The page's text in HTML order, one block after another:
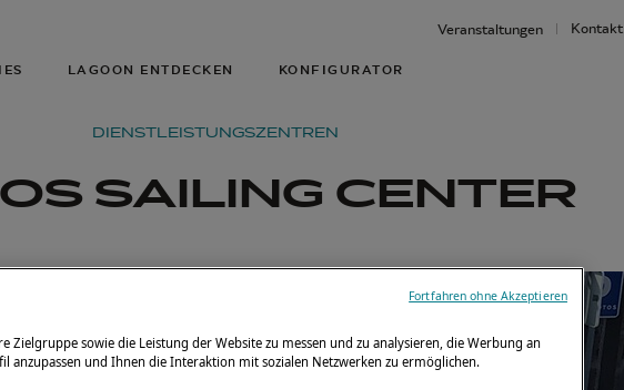
LAGOON ENTDECKEN KONFIGURATOR
Veranstaltungen Kontakt
DIENSTLEISTUNGSZENTREN
SAILING CENTER
Zielgruppe sowie die Leistung der Website zu messen und zu analysieren, die Werbung an
anzupassen und Ihnen die Interaktion mit sozialen Netzwerken zu ermöglichen.
Fortfahren ohne Akzeptieren